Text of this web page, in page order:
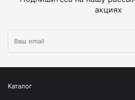
акциях
Каталог